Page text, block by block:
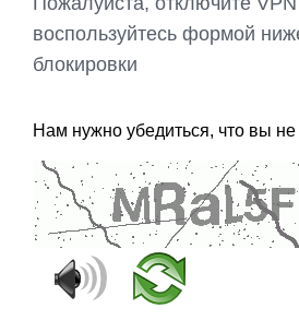
воспользуйтесь формой
блокировки
Нам нужно убедиться, что вы